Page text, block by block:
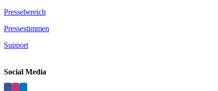
Pressebereich
Pressestimmen
Support
Social Media